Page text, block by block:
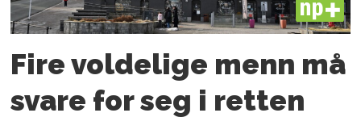
PLUS
Fire voldelige menn må
svare for seg i retten